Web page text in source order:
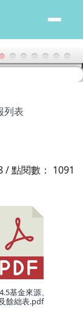
列表
/ 點閱數： 1091
基金來源、
餘絀表.pdf